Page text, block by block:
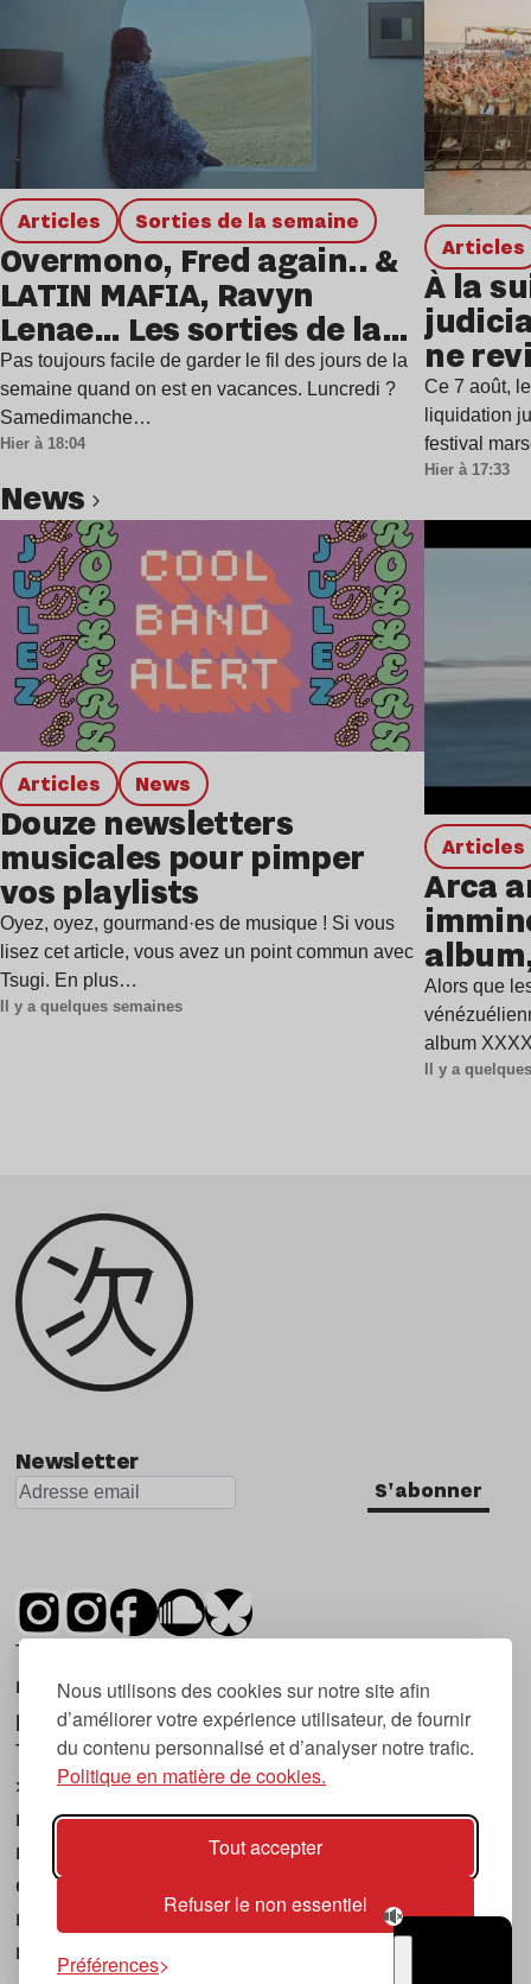
Nous utilisons des cookies sur notre site afin
d’améliorer votre expérience utilisateur, de fournir
du contenu personnalisé et d’analyser notre trafic.
Politique en matière de cookies.
Tout accepter
Refuser le non essentiel
Préférences
Articles Sorties de la semaine
Overmono, Fred again.. &
LATIN MAFIA, Ravyn
Lenae… Les sorties de la
semaine
Pas toujours facile de garder le fil des jours de la
semaine quand on est en vacances. Luncredi ?
Samedimanche…
Hier à 18:04
Articles
À la
ne
Ce 7 août,
liquidation
festival
Hier à 17:33
news
Articles news
Douze newsletters
musicales pour pimper
vos playlists
Oyez, oyez, gourmand·es de musique ! Si vous
lisez cet article, vous avez un point commun avec
Tsugi. En plus…
Il y a quelques semaines
Articles
Arca
Alors que
album
Il y a
Lire l’article
Newsletter
S'abonner
Tsugi est un mensuel indépendant sur la
musique et les nouvelles tendances, dont la
première parution date de 2007.
Tsugi en japonais signifie « prochain », « suivant
», ce qui correspond à la thématique du
magazine, à l’affût des nouvelles tendances
musicales, qu’elles viennent de la musique
électronique, du rock ou du hip hop, et des
nouveaux phénomènes de société liés à la
musique.